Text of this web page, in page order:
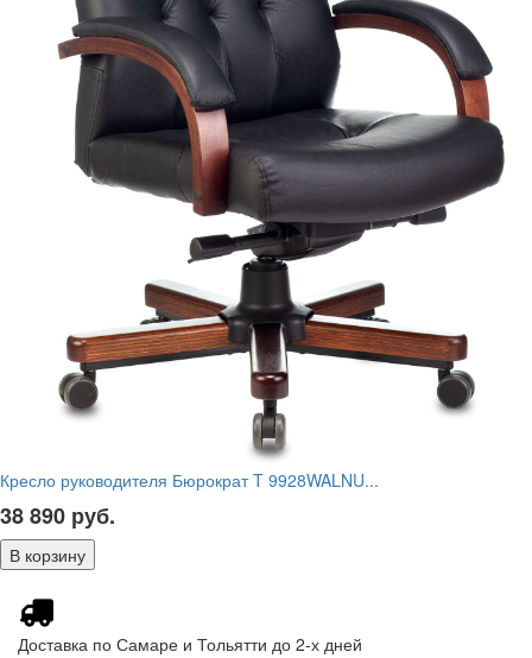
Кресло руководителя Бюрократ T 9928WALNU...
38 890 руб.
Доставка по Самаре и Тольятти до 2-х дней